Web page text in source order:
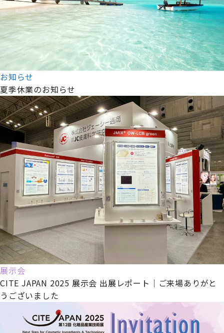
お知らせ
夏季休業のお知らせ
展示会
CITE JAPAN 2025 展示会 出展レポート｜ご来場ありがと
うございました